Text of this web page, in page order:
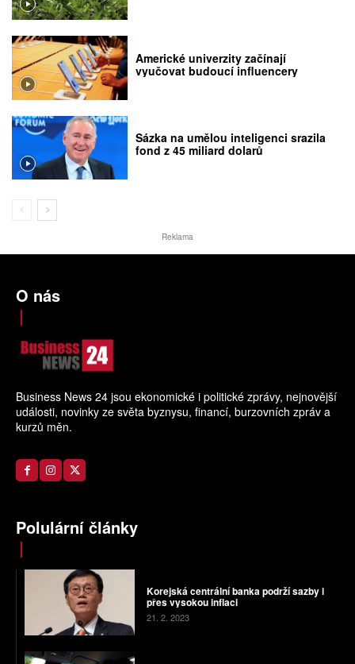
Americké univerzity začínají
vyučovat budoucí influencery
Sázka na umělou inteligenci srazila
fond z 45 miliard dolarů
Reklama
O nás
Business News 24 jsou ekonomické i politické zprávy, nejnovější
události, novinky ze světa byznysu, financí, burzovních zpráv a
kurzů měn.
Polulární články
Korejská centrální banka podrží sazby i
přes vysokou inflaci
21. 2. 2023